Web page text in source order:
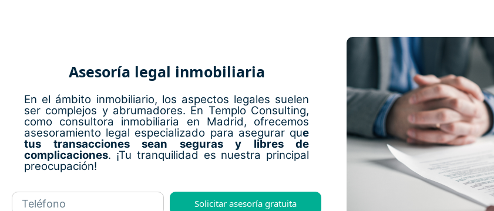
Asesoría legal inmobiliaria
En el ámbito inmobiliario, los aspectos legales suelen
ser complejos y abrumadores. En Templo Consulting,
como consultora inmobiliaria en Madrid, ofrecemos
asesoramiento legal especializado para asegurar que
tus transacciones sean seguras y libres de
complicaciones. ¡Tu tranquilidad es nuestra principal
preocupación!
Solicitar asesoría gratuita